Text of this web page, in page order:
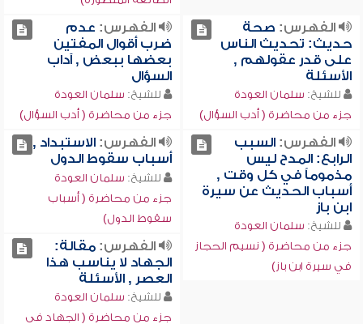
الفهرس: صحة
حديث: تحديث الناس
على قدر عقولهم ,
الأسئلة
للشيخ: سلمان العودة
جزء من محاضرة ( أدب السؤال)
الفهرس: عدم
ضرب أقوال المفتين
بعضها ببعض , آداب
السؤال
للشيخ: سلمان العودة
جزء من محاضرة ( أدب السؤال)
الفهرس:السبب
الرابع: المدح ليس
مذموماً في كل وقت ,
أسباب الحديث عن سيرة
ابن باز
للشيخ: سلمان العودة
جزء من محاضرة ( نسيم الحجاز
في سيرة ابن باز)
الفهرس:الاستبداد ,
أسباب سقوط الدول
للشيخ: سلمان العودة
جزء من محاضرة ( أسباب
سقوط الدول)
الفهرس:مقالة:
الجهاد لا يناسب هذا
العصر , الأسئلة
للشيخ: سلمان العودة
جزء من محاضرة ( الجهاد في